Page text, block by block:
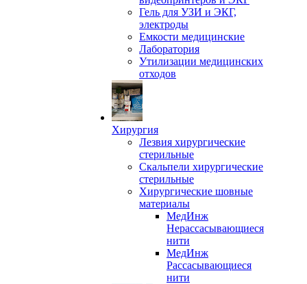
Гель для УЗИ и ЭКГ,
электроды
Емкости медицинские
Лаборатория
Утилизации медицинских
отходов
Хирургия
Лезвия хирургические
стерильные
Скальпели хирургические
стерильные
Хирургические шовные
материалы
МедИнж
Нерассасывающиеся
нити
МедИнж
Рассасывающиеся
нити